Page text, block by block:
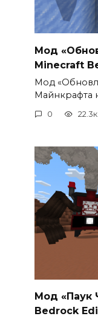
Мод
Minecraft
Мод
Майнкрафта
0 22.3к.
Мод «Паук
Bedrock